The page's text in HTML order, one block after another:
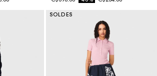
SOLDES